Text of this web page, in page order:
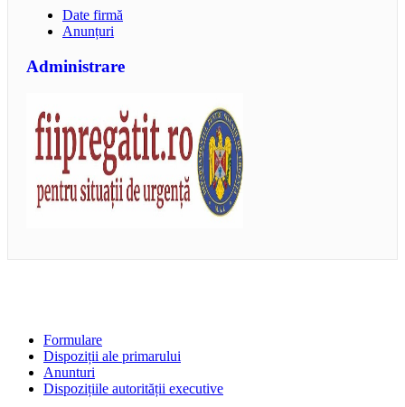
Date firmă
Anunțuri
Administrare
Formulare
Dispoziții ale primarului
Anunturi
Dispozițiile autorității executive